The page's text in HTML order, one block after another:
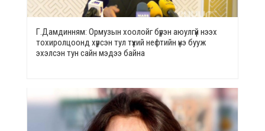
Г.Дамдинням: Ормузын хоолойг бүрэн аюулгүй нээх
тохиролцоонд хүрсэн тул түүхий нефтийн үнэ бууж
эхэлсэн тун сайн мэдээ байна